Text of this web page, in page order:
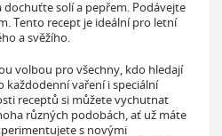
dochuťte solí a pepřem. Podávejte
Tento recept je ideální pro letní
a svěžího.
volbou pro všechny, kdo hledají
každodenní vaření i speciální
receptů si můžete vychutnat
různých podobách, ať už máte
s novými